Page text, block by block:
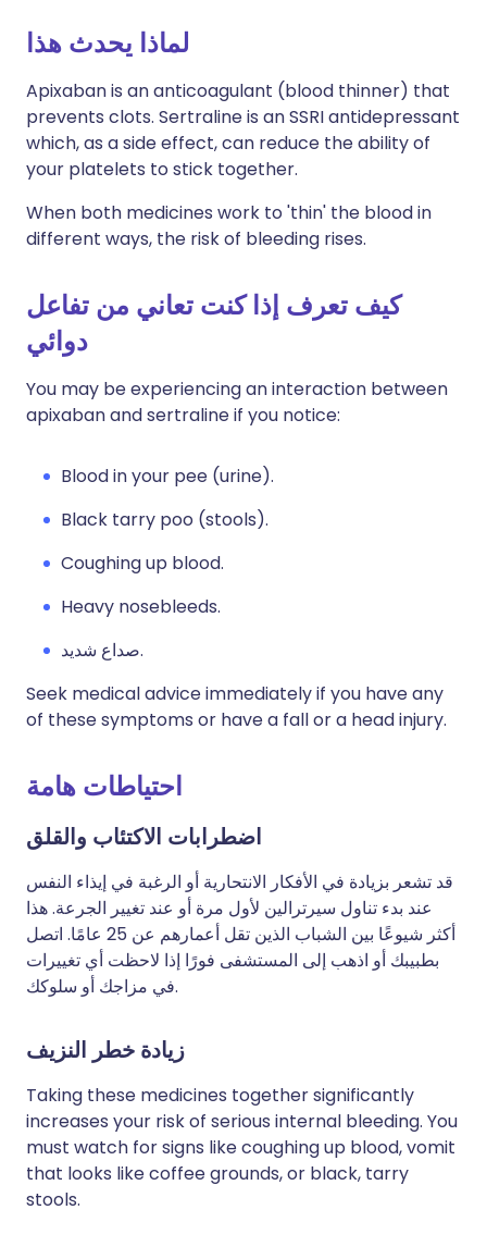
مشاركة عبر واتساب
نسخ الرابط
لماذا يحدث هذا
Apixaban is an anticoagulant (blood thinner) that
prevents clots. Sertraline is an SSRI antidepressant
which, as a side effect, can reduce the ability of
your platelets to stick together.
When both medicines work to 'thin' the blood in
different ways, the risk of bleeding rises.
كيف تعرف إذا كنت تعاني من تفاعل
دوائي
You may be experiencing an interaction between
apixaban and sertraline if you notice:
Blood in your pee (urine).
Black tarry poo (stools).
Coughing up blood.
Heavy nosebleeds.
صداع شديد.
Seek medical advice immediately if you have any
of these symptoms or have a fall or a head injury.
احتياطات هامة
اضطرابات الاكتئاب والقلق
قد تشعر بزيادة في الأفكار الانتحارية أو الرغبة في إيذاء النفس
عند بدء تناول سيرترالين لأول مرة أو عند تغيير الجرعة. هذا
أكثر شيوعًا بين الشباب الذين تقل أعمارهم عن 25 عامًا. اتصل
بطبيبك أو اذهب إلى المستشفى فورًا إذا لاحظت أي تغييرات
في مزاجك أو سلوكك.
زيادة خطر النزيف
Taking these medicines together significantly
increases your risk of serious internal bleeding. You
must watch for signs like coughing up blood, vomit
that looks like coffee grounds, or black, tarry
stools.